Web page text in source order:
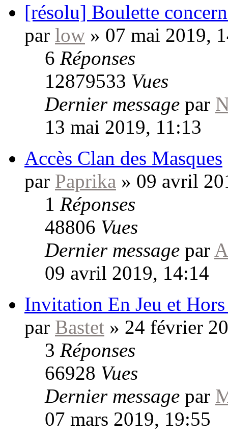
[résolu] Boulette
par low » 07 mai 2019,
6 Réponses
12879533 Vues
Dernier message par
13 mai 2019, 11:13
Accès Clan des Masques
par Paprika » 09 avril
1 Réponses
48806 Vues
Dernier message par
09 avril 2019, 14:14
Invitation En Jeu et Hors
par Bastet » 24 février
3 Réponses
66928 Vues
Dernier message par
07 mars 2019, 19:55